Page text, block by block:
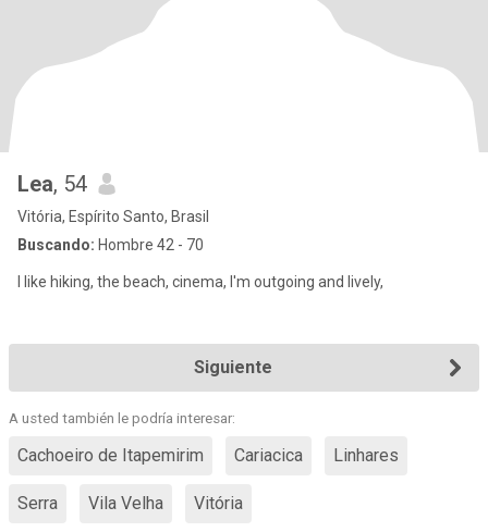
Lea, 54
Vitória, Espírito Santo, Brasil
Buscando: Hombre 42 - 70
I like hiking, the beach, cinema, I'm outgoing and lively,
Siguiente
A usted también le podría interesar:
Cachoeiro de Itapemirim Cariacica Linhares
Serra Vila Velha Vitória